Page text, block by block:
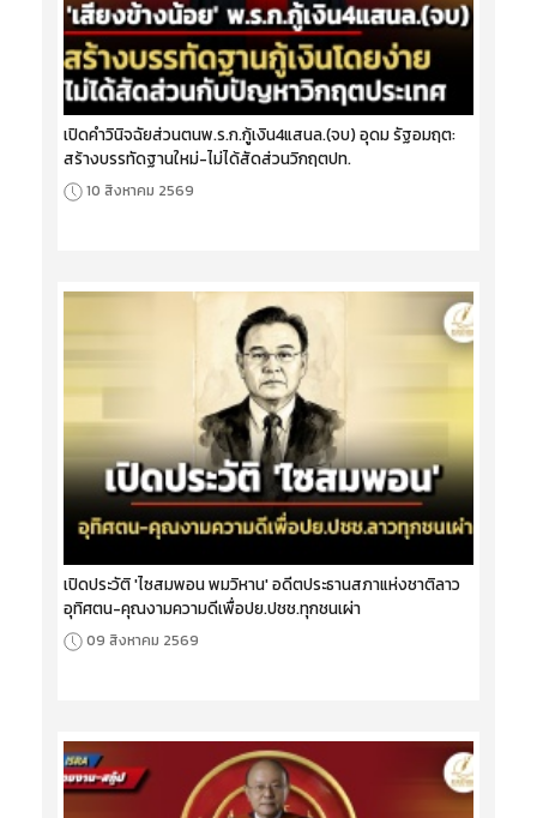
เปิดคำวินิจฉัยส่วนตนพ.ร.ก.กู้เงิน4แสนล.(จบ) อุดม รัฐอมฤต:
สร้างบรรทัดฐานใหม่-ไม่ได้สัดส่วนวิกฤตปท.
10 สิงหาคม 2569
เปิดประวัติ 'ไซสมพอน พมวิหาน' อดีตประธานสภาแห่งชาติลาว
อุทิศตน-คุณงามความดีเพื่อปย.ปชช.ทุกชนเผ่า
09 สิงหาคม 2569